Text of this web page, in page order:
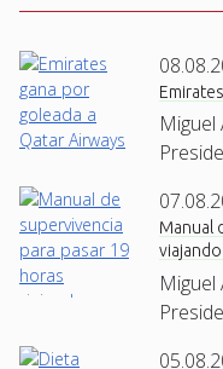
Miguel
Manual
Miguel